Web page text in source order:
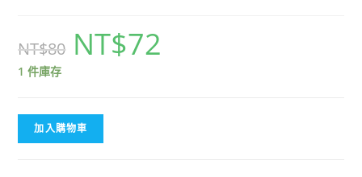
NT$80 NT$72
1 件庫存
加入購物車